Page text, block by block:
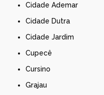
Cidade Ademar
Cidade Dutra
Cidade Jardim
Cupecê
Cursino
Grajau